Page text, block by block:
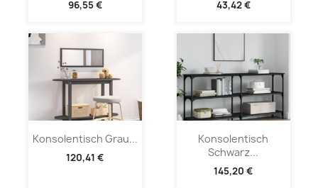
96,55 € 43,42 €
Konsolentisch Grau...
120,41 €
Konsolentisch
Schwarz...
145,20 €